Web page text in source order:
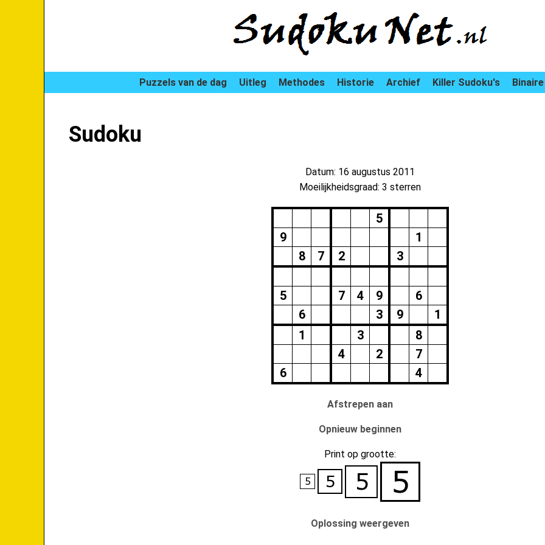
Puzzels van de dag Uitleg Methodes Historie Archief Killer Sudoku's
Sudoku
Datum: 16 augustus 2011
Moeilijkheidsgraad: 3 sterren
5
9
1
8
7 2 3
5 7 4 9
6
6
3 9
1
1
3
8
4
2
7
6
4
Afstrepen aan
Opnieuw beginnen
Print op grootte:
Oplossing weergeven